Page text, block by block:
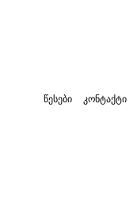
წესები კონტაქტი